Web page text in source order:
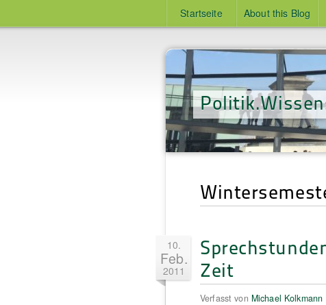
Startseite About this Blog
10.
Feb.
2011
Zeit
Verfasst von Michael Kolkmann